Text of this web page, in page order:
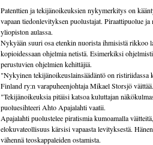
Patenttien ja tekijänoikeuksien nykymerkitys on
vapaan tiedonlevityksen puolustajat. Piraattipuolue
yliopiston aulassa.
Nykyään suuri osa etenkin nuorista ihmisistä rikkoo
kopioidessaan ohjelmia netistä. Esimerkiksi
perustuvien ohjelmien kehittäjiä.
"Nykyinen tekijänoikeuslainsäädäntö on ristiriidassa
Finland ry:n varapuheenjohtaja Mikael Storsjö väittää.
"Tekijänoikeuksia pitäisi katsoa kuluttajan
puoluesihteeri Ahto Apajalahti vaatii.
Apajalahti puolustelee piratismia kumoamalla
elokuvateollisuus kärsisi vapaasta levityksestä.
vähennä teoskappaleiden ostamista.